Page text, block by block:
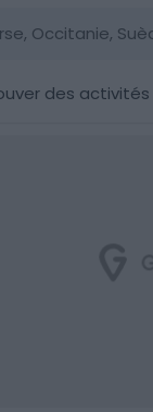
des activités